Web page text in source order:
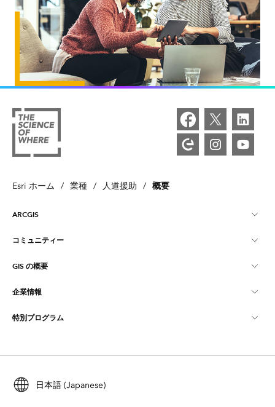
Esri ホーム / 業種 / 人道援助 / 概要
ARCGIS
ArcGIS の概要
マッピング
開発者向けテクノロジー
コミュニティー
Esri Community
ArcGIS ブログ
ユーザー調査およびテスト
Esri Young Professionals Network
GIS の概要
GIS とは
ロケーション インテリジェンス
ArcUser
企業情報
Esri について
採用情報
特別プログラム
ArcGIS for Student Use
日本語 (Japanese)